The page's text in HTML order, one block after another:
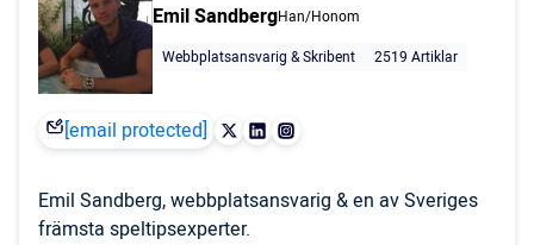
Emil SandbergHan/Honom
Webbplatsansvarig & Skribent
2519 Artiklar
[email protected]
Emil Sandberg, webbplatsansvarig & en av Sveriges
främsta speltipsexperter.